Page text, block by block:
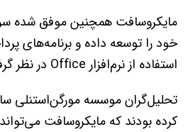
مایکروسافت همچنین موفق شده
خود را توسعه داده و برنامه‌های
استفاده از نرم‌افزار Office در نظر گرفته است.
تحلیل‌گران موسسه مورگن‌استنلی
کرده بودند که مایکروسافت